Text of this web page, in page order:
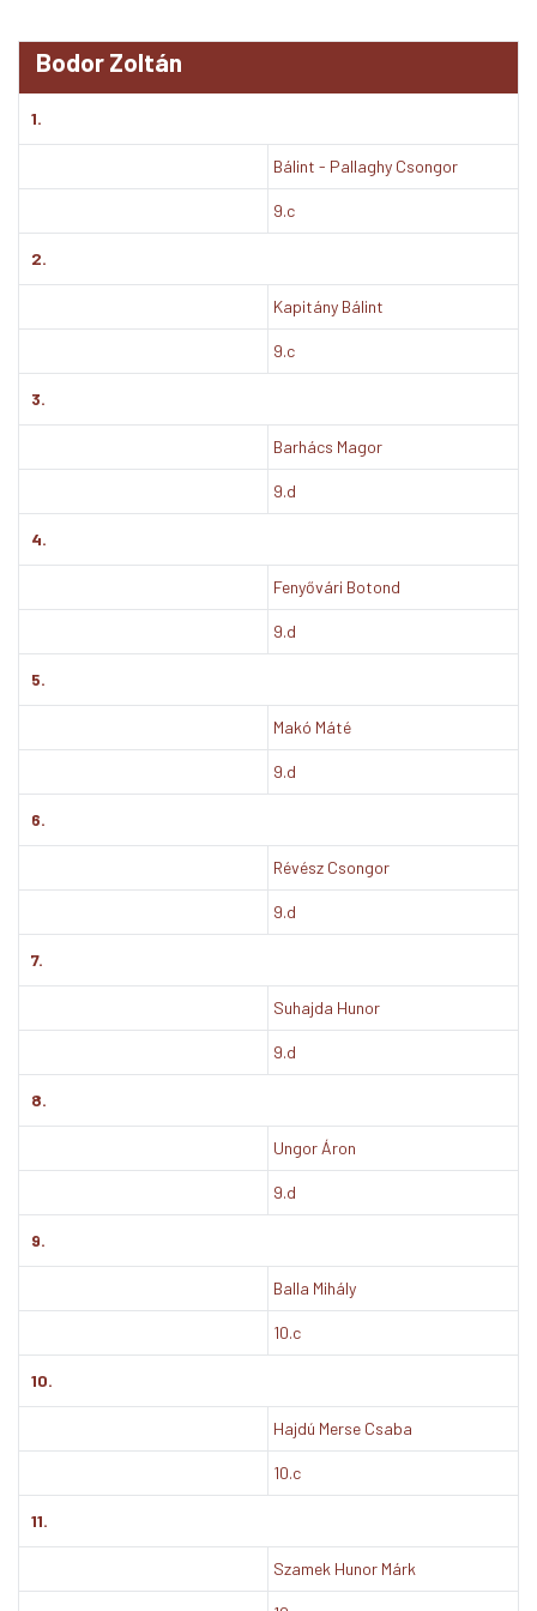
Bodor Zoltán
1.
Bálint - Pallaghy Csongor
9.c
2.
Kapitány Bálint
9.c
3.
Barhács Magor
9.d
4.
Fenyővári Botond
9.d
5.
Makó Máté
9.d
6.
Révész Csongor
9.d
7.
Suhajda Hunor
9.d
8.
Ungor Áron
9.d
9.
Balla Mihály
10.c
10.
Hajdú Merse Csaba
10.c
11.
Szamek Hunor Márk